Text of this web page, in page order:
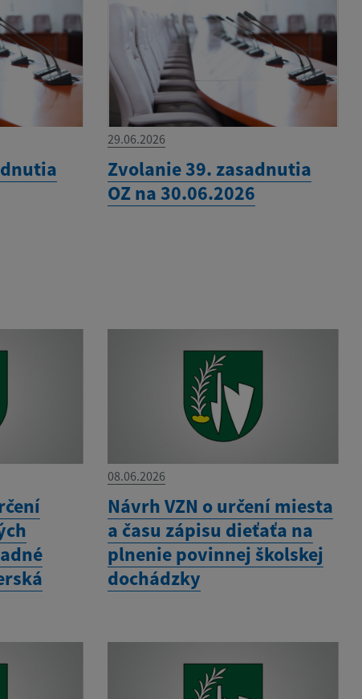
29.06.2026
Zvolanie 39. zasadnutia
OZ na 30.06.2026
08.06.2026
Návrh VZN o určení miesta
a času zápisu dieťaťa na
plnenie povinnej školskej
dochádzky